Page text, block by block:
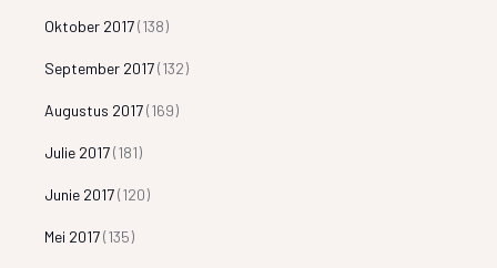
Oktober 2017(138)
September 2017(132)
Augustus 2017(169)
Julie 2017(181)
Junie 2017(120)
Mei 2017(135)